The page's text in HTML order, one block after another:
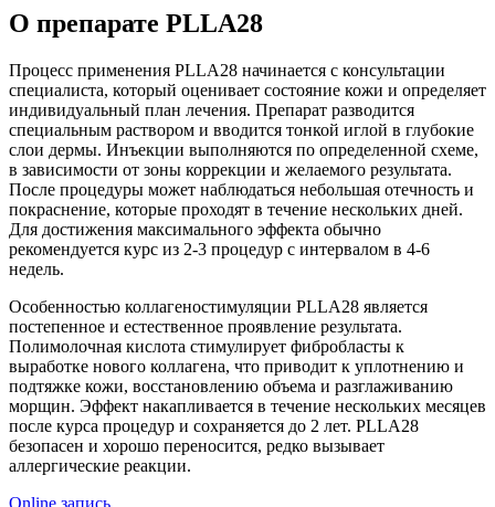
О препарате PLLA28
Процесс применения PLLA28 начинается с консультации
специалиста, который оценивает состояние кожи и определяет
индивидуальный план лечения. Препарат разводится
специальным раствором и вводится тонкой иглой в глубокие
слои дермы. Инъекции выполняются по определенной схеме,
в зависимости от зоны коррекции и желаемого результата.
После процедуры может наблюдаться небольшая отечность и
покраснение, которые проходят в течение нескольких дней.
Для достижения максимального эффекта обычно
рекомендуется курс из 2-3 процедур с интервалом в 4-6
недель.
Особенностью коллагеностимуляции PLLA28 является
постепенное и естественное проявление результата.
Полимолочная кислота стимулирует фибробласты к
выработке нового коллагена, что приводит к уплотнению и
подтяжке кожи, восстановлению объема и разглаживанию
морщин. Эффект накапливается в течение нескольких месяцев
после курса процедур и сохраняется до 2 лет. PLLA28
безопасен и хорошо переносится, редко вызывает
аллергические реакции.